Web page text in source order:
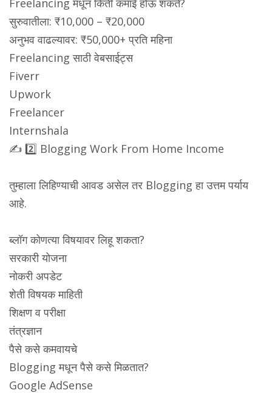
सुरुवातीला: ₹10,000 – ₹20,000
अनुभव वाढल्यावर: ₹50,000+ प्रति महिना
Freelancing साठी वेबसाईट्स
Fiverr
Upwork
Freelancer
Internshala
✍️ 2️⃣ Blogging Work From Home Income
तुम्हाला लिहिण्याची आवड असेल तर Blogging हा उत्तम पर्याय
आहे.
ब्लॉग कोणत्या विषयावर लिहू शकता?
सरकारी योजना
नोकरी अपडेट
शेती विषयक माहिती
शिक्षण व परीक्षा
तंत्रज्ञान
पैसे कसे कमवायचे
Blogging मधून पैसे कसे मिळतात?
Google AdSense